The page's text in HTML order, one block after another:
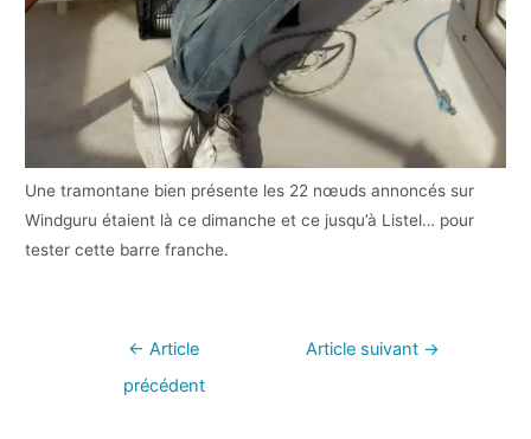
Une tramontane bien présente les 22 nœuds annoncés sur
Windguru étaient là ce dimanche et ce jusqu’à Listel… pour
tester cette barre franche.
← Article
précédent
Article suivant →